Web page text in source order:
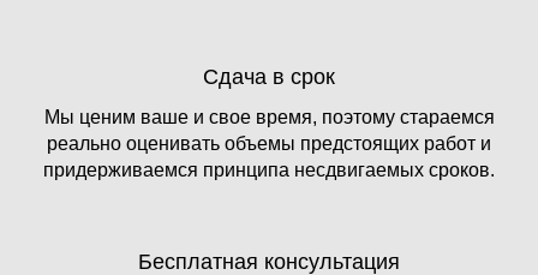
Сдача в срок
Мы ценим ваше и свое время, поэтому стараемся
реально оценивать объемы предстоящих работ и
придерживаемся принципа несдвигаемых сроков.
Бесплатная консультация